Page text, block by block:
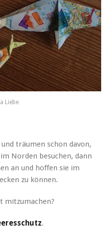
Liebe
träumen schon davon,
Norden besuchen, dann
an und hoffen sie im
zu können.
mitzumachen?
.